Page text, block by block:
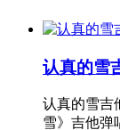
认真的雪
认真的雪吉
雪》吉他弹